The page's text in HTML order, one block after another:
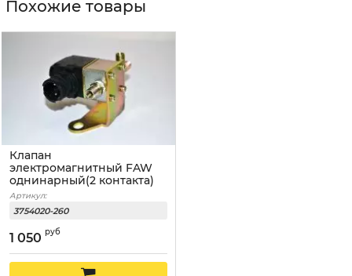
Похожие товары
Клапан
электромагнитный FAW
однинарный(2 контакта)
Артикул:
3754020-260
1 050 руб